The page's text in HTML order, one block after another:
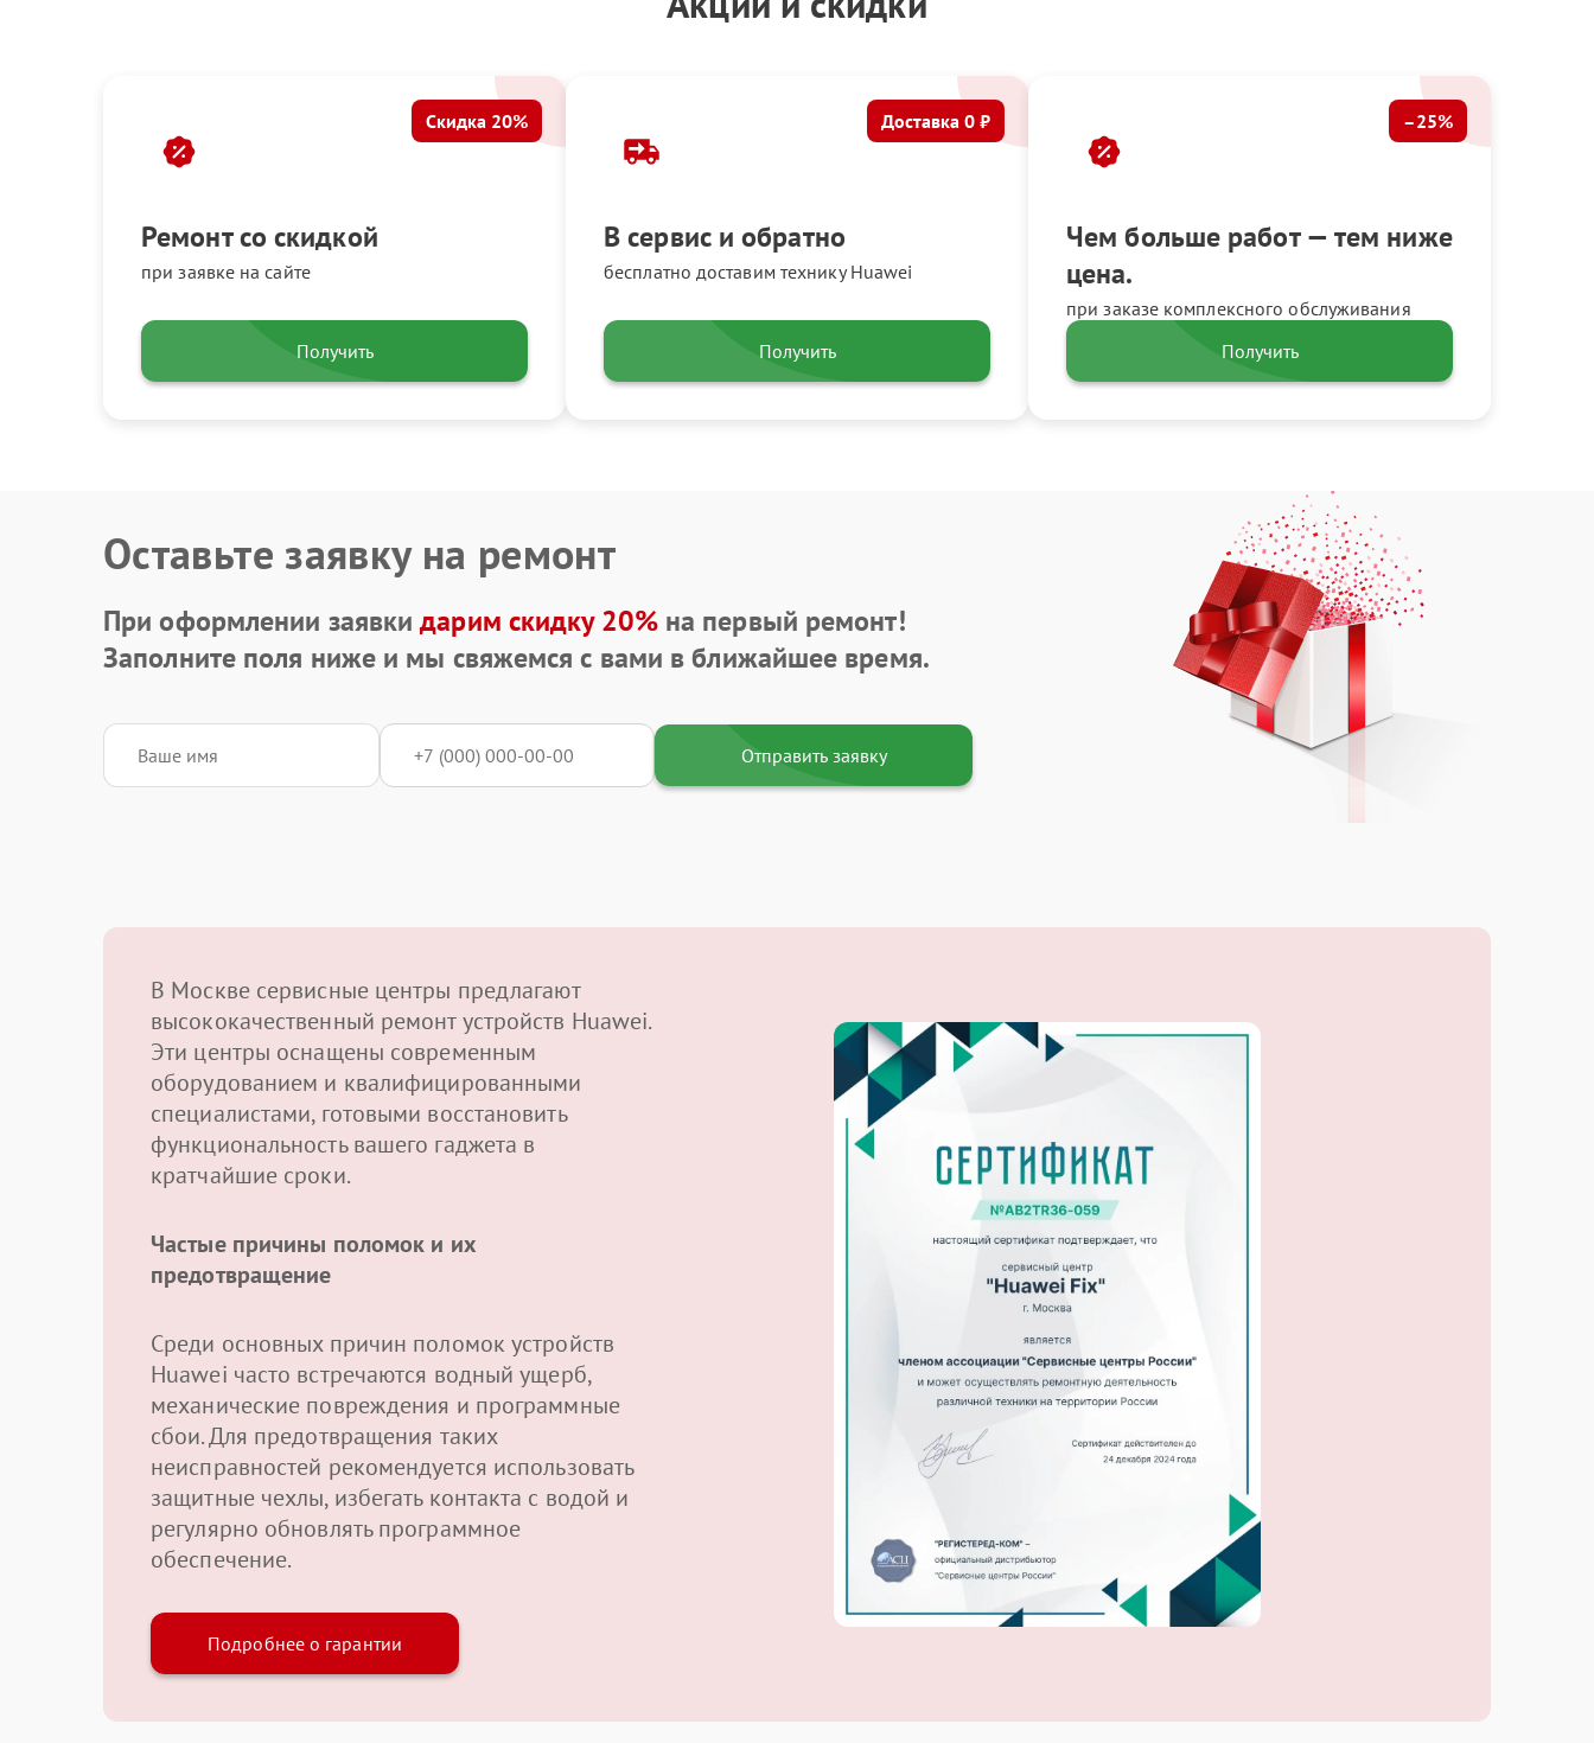
Ремонт со скидкой
при заявке на сайте
Скидка 20%
Получить
В сервис и обратно
бесплатно доставим технику Huawei
Доставка 0 ₽
Получить
Чем больше работ — тем ниже
цена.
при заказе комплексного обслуживания
–25%
Получить
Оставьте заявку на ремонт
При оформлении заявкидарим скидку 20%на первый ремонт!
Заполните поля ниже и мы свяжемся с вами в ближайшее время.
Отправить заявку
В Москве сервисные центры предлагают
высококачественный ремонт устройств Huawei.
Эти центры оснащены современным
оборудованием и квалифицированными
специалистами, готовыми восстановить
функциональность вашего гаджета в
кратчайшие сроки.
Частые причины поломок и их
предотвращение
Среди основных причин поломок устройств
Huawei часто встречаются водный ущерб,
механические повреждения и программные
сбои. Для предотвращения таких
неисправностей рекомендуется использовать
защитные чехлы, избегать контакта с водой и
регулярно обновлять программное
обеспечение.
Подробнее о гарантии